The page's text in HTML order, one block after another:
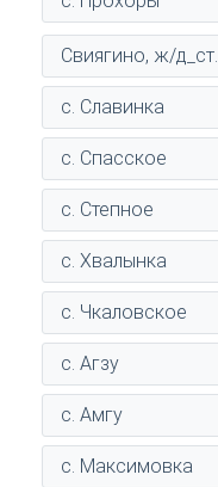
Свиягино, ж/д_ст.
с. Славинка
с. Спасское
с. Степное
с. Хвалынка
с. Чкаловское
с. Агзу
с. Амгу
с. Максимовка